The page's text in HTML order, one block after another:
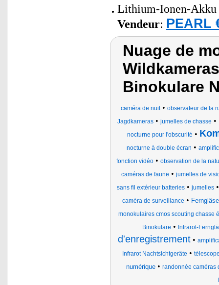
Lithium-Ionen-Akku
Vendeur: PEARL
Nuage de
Binokulare
caméra de nuit• observateur de la
Jagdkameras • jumelles de chasse •
nocturne pour l'obscurité •
nocturne à double écran •
fonction vidéo• observation de la
caméras de faune • jumelles de
sans fil extérieur batteries• jumelles
caméra de surveillance •
monokulaires cmos scouting chasse
Binokulare • Infrarot-
d'enregistrement •
Infrarot Nachtsichtgeräte •
numérique • randonnée caméras